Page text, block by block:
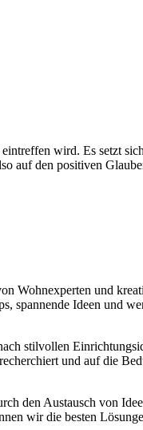
wird. Es setzt
auf den positiven
Wohnexperten und
spannende Ideen und
stilvollen
und auf die
den Austausch von
wir die besten